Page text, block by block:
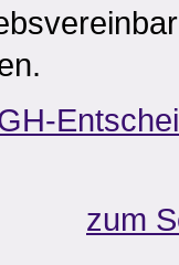
zum